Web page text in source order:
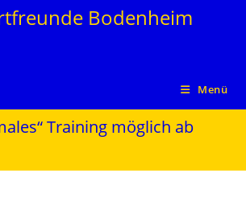
Bodenheim
Menü
Training möglich ab